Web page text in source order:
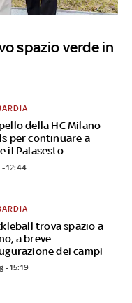
spazio verde in
della HC Milano
per continuare a
il Palasesto
- 12:44
trova spazio a
a breve
dei campi
- 15:19